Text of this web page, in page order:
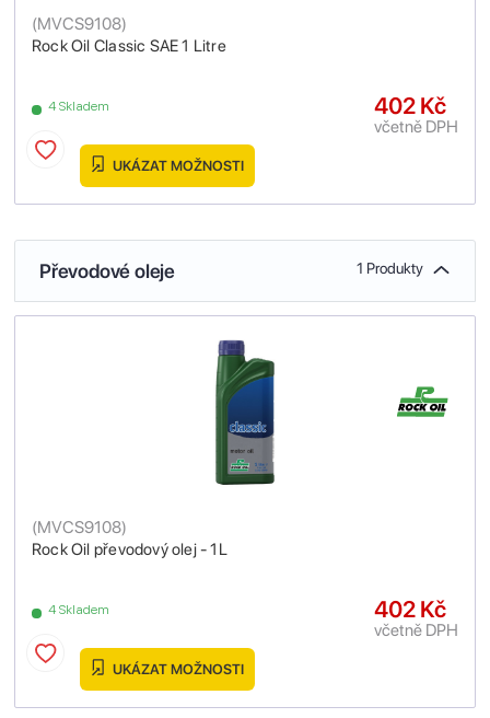
Rock Oil Classic SAE 1 Litre
(MVCS9108)
4 Skladem 402 Kč
včetně DPH
UKÁZAT MOŽNOSTI
Převodové oleje 1 Produkty
Rock Oil převodový olej - 1L
(MVCS9108)
4 Skladem 402 Kč
včetně DPH
UKÁZAT MOŽNOSTI